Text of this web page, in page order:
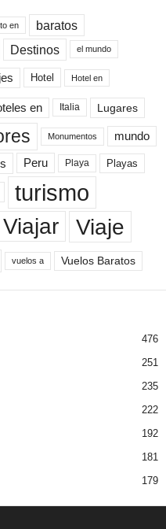
en baratos
Destinos el mundo
Hotel Hotel en
en Italia Lugares
Monumentos mundo
Peru Playa Playas
turismo
Viajar Viaje
vuelos a Vuelos Baratos
476
251
235
222
192
181
179